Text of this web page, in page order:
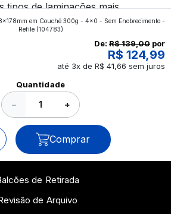
tipos de laminações mais
da gráfica FuturaIM? Então,
vamos revelar para você!
em Couché 300g - 4x0 - Sem Enobrecimento -
Refile(104783)
De: R$ 139,00 por
R$ 124,99
até 3x de R$ 41,66 sem juros
Quantidade
− +
Comprar
de Retirada
de Arquivo